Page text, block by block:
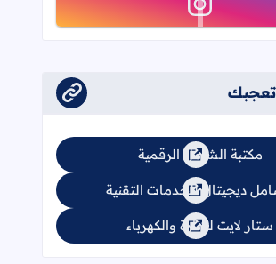
تابعنا على instagram
مكتبة الشامل الرقمية
ديجيتال للخدمات التقنية
ستار لايت للإنارة والكهرباء